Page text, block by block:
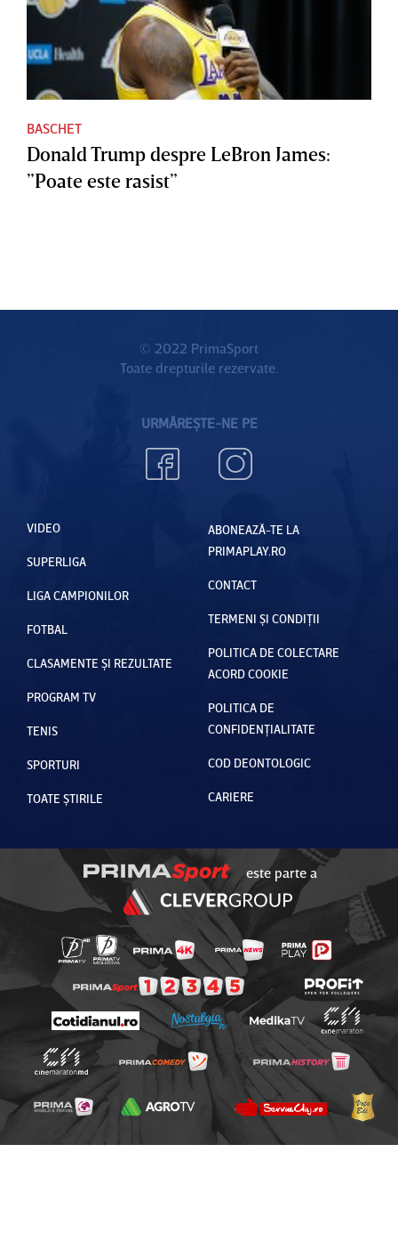
BASCHET
Donald Trump despre LeBron James:
”Poate este rasist”
© 2022 PrimaSport
Toate drepturile rezervate.
URMĂREȘTE-NE PE
VIDEO
SUPERLIGA
LIGA CAMPIONILOR
FOTBAL
CLASAMENTE ȘI REZULTATE
PROGRAM TV
TENIS
SPORTURI
TOATE ȘTIRILE
ABONEAZĂ-TE LA
PRIMAPLAY.RO
CONTACT
TERMENI ȘI CONDIȚII
POLITICA DE COLECTARE
ACORD COOKIE
POLITICA DE
CONFIDENȚIALITATE
COD DEONTOLOGIC
CARIERE
este parte a